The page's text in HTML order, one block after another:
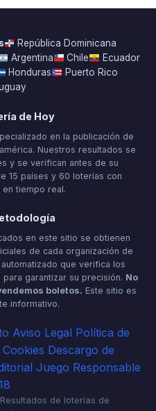
República Dominicana
Argentina Chile
Ecuador
Honduras
Puerto Rico
de Hoy
en la publicación de
Nuestros resultados se
y se verifican antes de su
15 países y 60 loterías con
en tiempo real.
en este sitio se obtienen
de cada organización de
que verifica los
garantizar su precisión. No
boletos. Este sitio es
informativo.
Aviso Legal Política de
Descargo de
Juego Responsable
de loterías de